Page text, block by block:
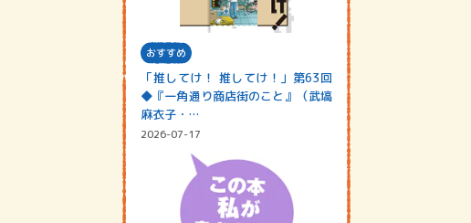
おすすめ
「推してけ！ 推してけ！」第63回
◆『一角通り商店街のこと』（武塙
麻衣子・…
2026-07-17